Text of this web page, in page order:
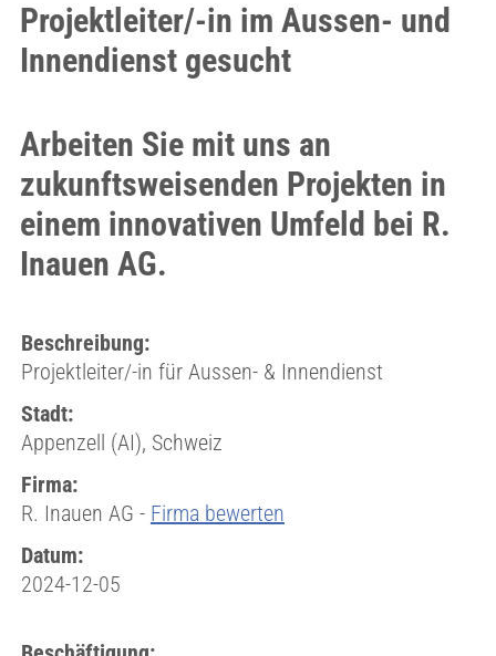
Projektleiter/-in im Aussen- und
Innendienst gesucht
Arbeiten Sie mit uns an
zukunftsweisenden Projekten in
einem innovativen Umfeld bei R.
Inauen AG.
Beschreibung:
Projektleiter/-in für Aussen- & Innendienst
Stadt:
Appenzell (AI), Schweiz
Firma:
R. Inauen AG - Firma bewerten
Datum:
2024-12-05